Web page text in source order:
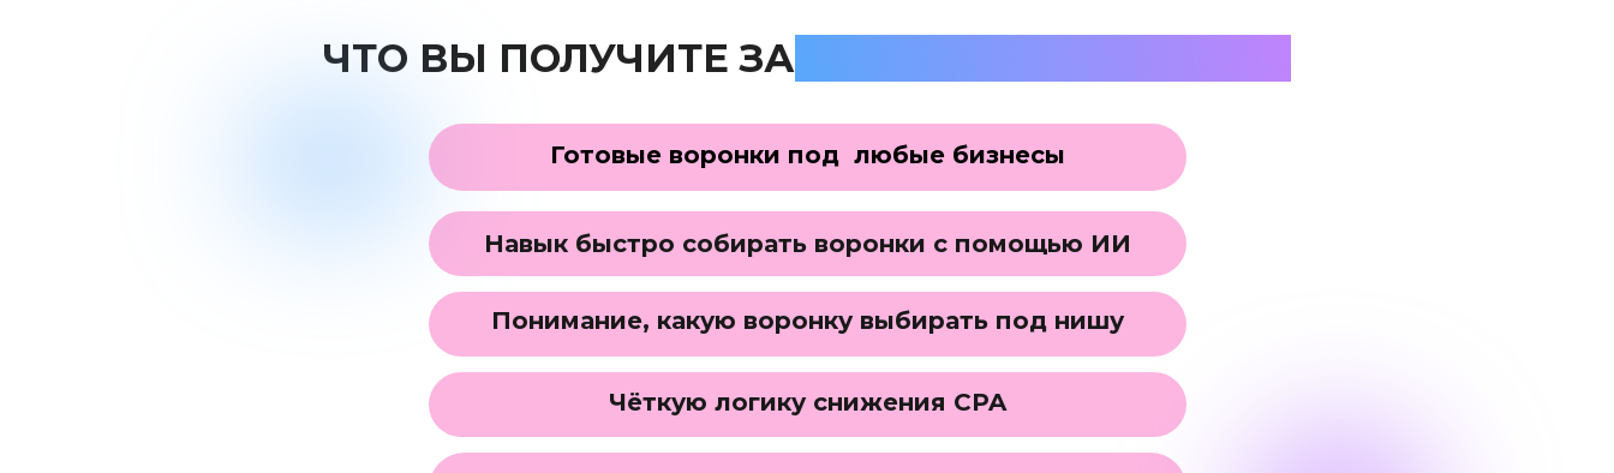
ЧТО ВЫ ПОЛУЧИТЕ ЗА
Готовые воронки под любые бизнесы
Навык быстро собирать воронки с помощью ИИ
Чёткую логику снижения CPA
Понимание, какую воронку выбирать под нишу